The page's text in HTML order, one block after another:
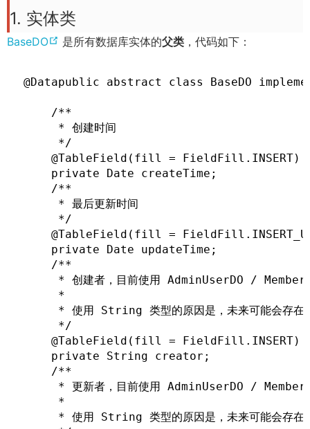
d
w
w
w
n
e
n
n
1. 实体类
BaseDO
(
p
n
n
e
w
w
i
n
d
o
)
是所有数据库实体的父类 ，代码如下：
@Datapublic abstract class BaseDO
/**
* 创建时间
*/
@TableField(fill = FieldFill.INSERT)
private Date createTime;
/**
* 最后更新时间
*/
@TableField(fill =
private Date updateTime;
/**
* 创建者，目前使用 AdminUserDO /
*
* 使用 String 类型的原因是，未来可能会存在非
*/
@TableField(fill = FieldFill.INSERT)
private String creator;
/**
* 更新者，目前使用 AdminUserDO /
*
* 使用 String 类型的原因是，未来可能会存在非